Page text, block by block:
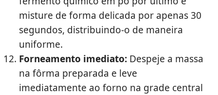
misture de forma delicada por apenas 30
segundos, distribuindo-o de maneira
uniforme.
Forneamento imediato: Despeje a massa
na fôrma preparada e leve
imediatamente ao forno na grade central